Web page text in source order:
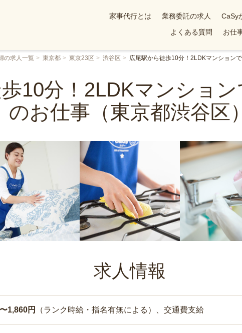
家事代行とは 業務委託の求人 CaSy
よくある質問
お仕
の求人一覧 東京都 東京23区 渋谷区 広尾駅から徒歩10分！2LDKマンション
10分！2LDKマンショ
のお仕事（東京都渋谷区）
求人情報
1,860円 （ランク時給・指名有無による）、交通費支給